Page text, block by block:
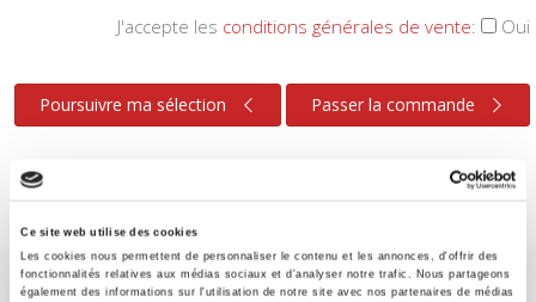
Ce site web utilise des cookies
Les cookies nous permettent de personnaliser le contenu et les annonces, d'offrir des
fonctionnalités relatives aux médias sociaux et d'analyser notre trafic. Nous partageons
également des informations sur l'utilisation de notre site avec nos partenaires de médias
J'accepte les conditions générales de vente: Oui
Poursuivre ma sélection Passer la commande